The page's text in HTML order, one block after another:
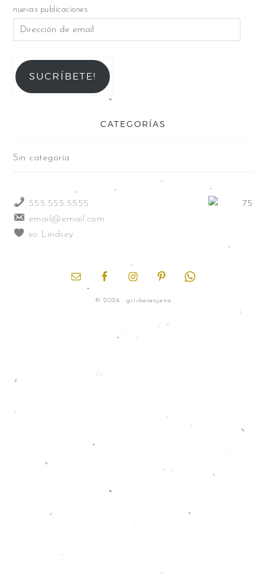
nuevas publicaciones.
SUCRÍBETE!
CATEGORÍAS
Sin categoría
555.555.5555
email@email.com
xo Lindsey
© 2026 · grisberenjena